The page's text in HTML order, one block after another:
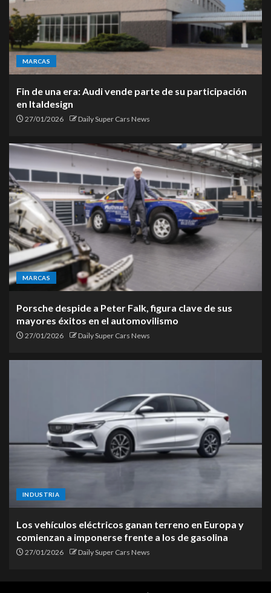
MARCAS
Fin de una era: Audi vende parte de su participación
en Italdesign
27/01/2026 Daily Super Cars News
MARCAS
Porsche despide a Peter Falk, figura clave de sus
mayores éxitos en el automovilismo
27/01/2026 Daily Super Cars News
INDUSTRIA
Los vehículos eléctricos ganan terreno en Europa y
comienzan a imponerse frente a los de gasolina
27/01/2026 Daily Super Cars News